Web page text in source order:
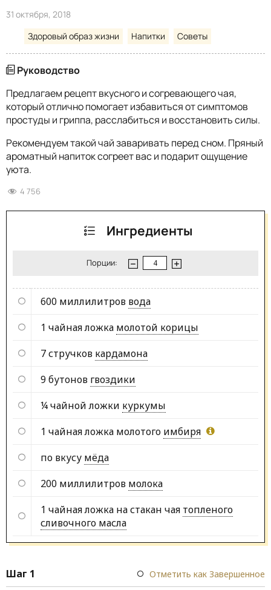
31 октября, 2018
Здоровый образ жизни
Напитки Советы
Руководство
Предлагаем рецепт вкусного и согревающего чая,
который отлично помогает избавиться от симптомов
простуды и гриппа, расслабиться и восстановить силы.
Рекомендуем такой чай заваривать перед сном. Пряный
ароматный напиток согреет вас и подарит ощущение
уюта.
4 756
Ингредиенты
Порции:
600 миллилитров вода
1 чайная ложка молотой корицы
7 стручков кардамона
9 бутонов гвоздики
¼ чайной ложки куркумы
1 чайная ложка молотого имбиря
по вкусу мёда
200 миллилитров молока
1 чайная ложка на стакан чая топленого
сливочного масла
Шаг 1 Отметить как Завершенное